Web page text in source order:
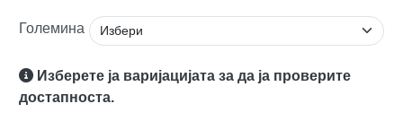
Големина
Изберете ја варијацијата за да ја проверите
достапноста.